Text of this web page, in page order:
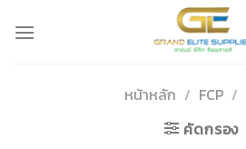
หน้าหลัก / FCP /
คัดกรอง